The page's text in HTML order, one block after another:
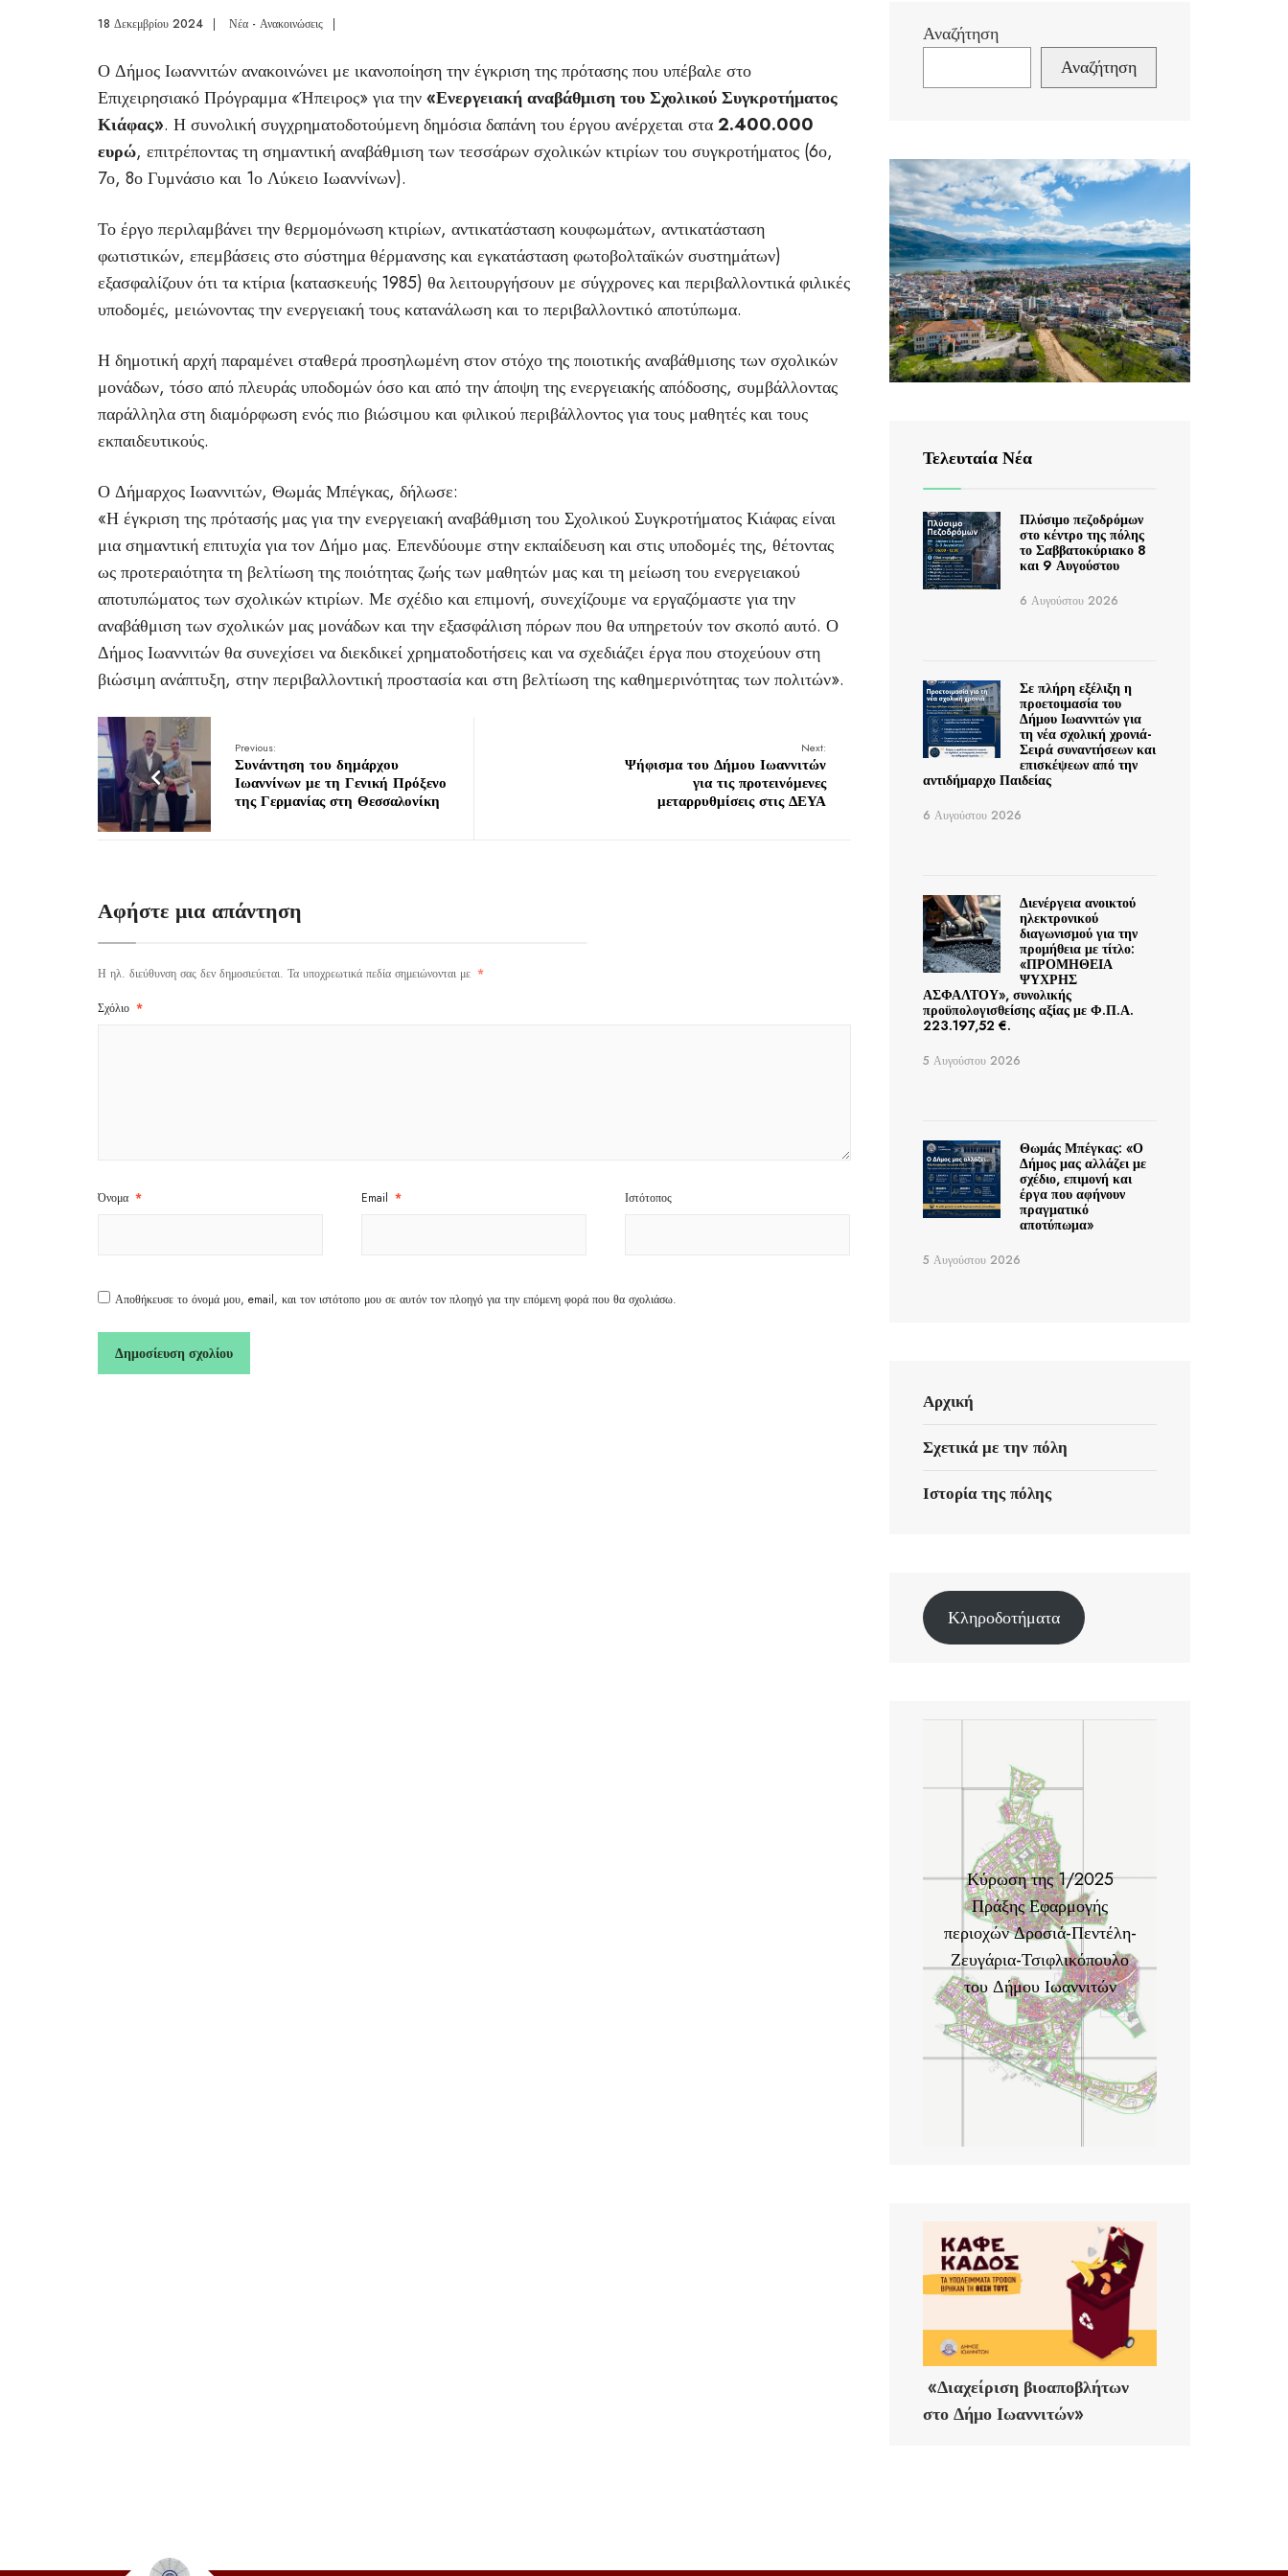
18 Δεκεμβρίου 2024 | Νέα - Ανακοινώσεις |
Ο Δήμος Ιωαννιτών ανακοινώνει με ικανοποίηση την έγκριση της πρότασης που υπέβαλε στο
Επιχειρησιακό Πρόγραμμα «Ήπειρος» για την«Ενεργειακή αναβάθμιση του Σχολικού Συγκροτήματος
Κιάφας». Η συνολική συγχρηματοδοτούμενη δημόσια δαπάνη του έργου ανέρχεται στα2.400.000
ευρώ, επιτρέποντας τη σημαντική αναβάθμιση των τεσσάρων σχολικών κτιρίων του συγκροτήματος (6ο,
7ο, 8ο Γυμνάσιο και 1ο Λύκειο Ιωαννίνων).
Το έργο περιλαμβάνει την θερμομόνωση κτιρίων, αντικατάσταση κουφωμάτων, αντικατάσταση
φωτιστικών, επεμβάσεις στο σύστημα θέρμανσης και εγκατάσταση φωτοβολταϊκών συστημάτων)
εξασφαλίζουν ότι τα κτίρια (κατασκευής 1985) θα λειτουργήσουν με σύγχρονες και περιβαλλοντικά φιλικές
υποδομές, μειώνοντας την ενεργειακή τους κατανάλωση και το περιβαλλοντικό αποτύπωμα.
Η δημοτική αρχή παραμένει σταθερά προσηλωμένη στον στόχο της ποιοτικής αναβάθμισης των σχολικών
μονάδων, τόσο από πλευράς υποδομών όσο και από την άποψη της ενεργειακής απόδοσης, συμβάλλοντας
παράλληλα στη διαμόρφωση ενός πιο βιώσιμου και φιλικού περιβάλλοντος για τους μαθητές και τους
εκπαιδευτικούς.
Ο Δήμαρχος Ιωαννιτών, Θωμάς Μπέγκας, δήλωσε:
«Η έγκριση της πρότασής μας για την ενεργειακή αναβάθμιση του Σχολικού Συγκροτήματος Κιάφας είναι
μια σημαντική επιτυχία για τον Δήμο μας. Επενδύουμε στην εκπαίδευση και στις υποδομές της, θέτοντας
ως προτεραιότητα τη βελτίωση της ποιότητας ζωής των μαθητών μας και τη μείωση του ενεργειακού
αποτυπώματος των σχολικών κτιρίων. Με σχέδιο και επιμονή, συνεχίζουμε να εργαζόμαστε για την
αναβάθμιση των σχολικών μας μονάδων και την εξασφάλιση πόρων που θα υπηρετούν τον σκοπό αυτό. Ο
Δήμος Ιωαννιτών θα συνεχίσει να διεκδικεί χρηματοδοτήσεις και να σχεδιάζει έργα που στοχεύουν στη
βιώσιμη ανάπτυξη, στην περιβαλλοντική προστασία και στη βελτίωση της καθημερινότητας των πολιτών».
Previous:
Συνάντηση του δημάρχου
Ιωαννίνων με τη Γενική Πρόξενο
της Γερμανίας στη Θεσσαλονίκη
Next:
Ψήφισμα του Δήμου Ιωαννιτών
για τις προτεινόμενες
μεταρρυθμίσεις στις ΔΕΥΑ
Αφήστε μια απάντηση
Η ηλ. διεύθυνση σας δεν δημοσιεύεται. Τα υποχρεωτικά πεδία σημειώνονται με *
Σχόλιο *
Όνομα * Email * Ιστότοπος
Αποθήκευσε το όνομά μου, email, και τον ιστότοπο μου σε αυτόν τον πλοηγό για την επόμενη φορά που θα σχολιάσω.
Αναζήτηση
Αναζήτηση
Τελευταία Νέα
Πλύσιμο πεζοδρόμων
στο κέντρο της πόλης
το Σαββατοκύριακο 8
και 9 Αυγούστου
6 Αυγούστου 2026
Σε πλήρη εξέλιξη η
προετοιμασία του
Δήμου Ιωαννιτών για
τη νέα σχολική χρονιά-
Σειρά συναντήσεων και
επισκέψεων από την
αντιδήμαρχο Παιδείας
6 Αυγούστου 2026
Διενέργεια ανοικτού
ηλεκτρονικού
διαγωνισμού για την
προμήθεια με τίτλο:
«ΠΡΟΜΗΘΕΙΑ
ΨΥΧΡΗΣ
ΑΣΦΑΛΤΟΥ», συνολικής
προϋπολογισθείσης αξίας με Φ.Π.Α.
223.197,52 €.
5 Αυγούστου 2026
Θωμάς Μπέγκας: «Ο
Δήμος μας αλλάζει με
σχέδιο, επιμονή και
έργα που αφήνουν
πραγματικό
αποτύπωμα»
5 Αυγούστου 2026
Αρχική
Σχετικά με την πόλη
Ιστορία της πόλης
Κληροδοτήματα
Κύρωση της 1/2025
Πράξης Εφαρμογής
περιοχών Δροσιά-Πεντέλη-
Ζευγάρια-Τσιφλικόπουλο
του Δήμου Ιωαννιτών
«Διαχείριση βιοαποβλήτων
στο Δήμο Ιωαννιτών»